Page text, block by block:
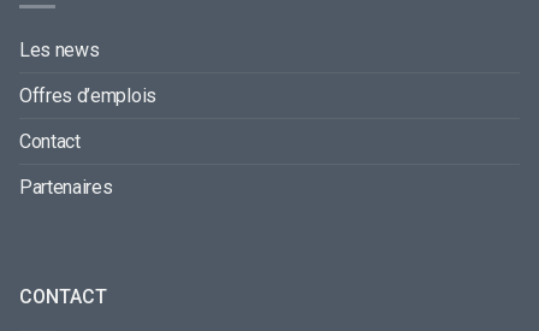
Les news
Offres d’emplois
Contact
Partenaires
CONTACT